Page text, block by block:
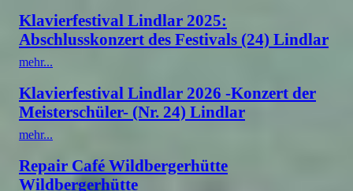
Klavierfestival Lindlar 2025:
Abschlusskonzert des Festivals (24) Lindlar
mehr...
Klavierfestival Lindlar 2026 -Konzert der
Meisterschüler- (Nr. 24) Lindlar
mehr...
Repair Café Wildbergerhütte
Wildbergerhütte